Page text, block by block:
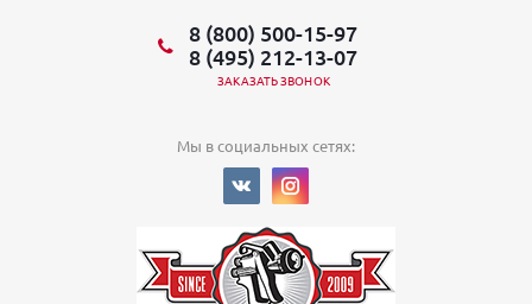
8 (800) 500-15-97
8 (495) 212-13-07
ЗАКАЗАТЬ ЗВОНОК
Мы в социальных сетях: